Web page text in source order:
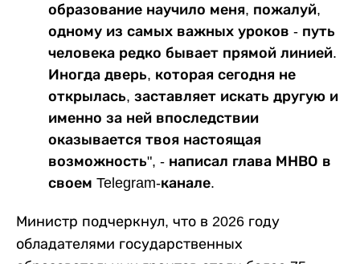
образование научило меня, пожалуй,
одному из самых важных уроков - путь
человека редко бывает прямой линией.
Иногда дверь, которая сегодня не
открылась, заставляет искать другую и
именно за ней впоследствии
оказывается твоя настоящая
возможность", - написал глава МНВО в
своем Telegram-канале.
Министр подчеркнул, что в 2026 году
обладателями государственных